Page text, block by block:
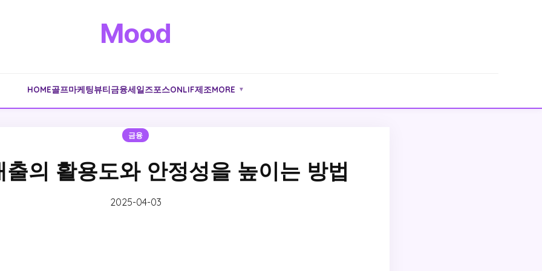
Mood
HOME골프마케팅뷰티금융세일즈포스ONLIF제조MORE ▼
금융
의 활용도와 안정성을 높이는 방법
2025-04-03